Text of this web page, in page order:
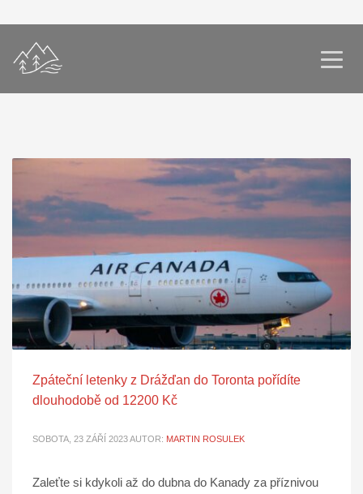
Zpáteční letenky z Drážďan do Toronta pořídíte
dlouhodobě od 12200 Kč
SOBOTA, 23 ZÁŘÍ 2023AUTOR: MARTIN ROSULEK
Zaleťte si kdykoli až do dubna do Kanady za příznivou